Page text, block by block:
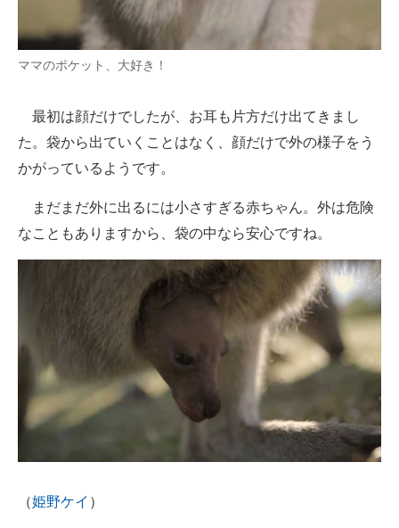
エレクトロニクス専門サイト
電子設計の基本と応用
建設×テクノロジーの最前線
ちょっと気になるネットの話題
ママのポケット、大好き！
最初は顔だけでしたが、お耳も片方だけ出てきまし
た。袋から出ていくことはなく、顔だけで外の様子をう
かがっているようです。
まだまだ外に出るには小さすぎる赤ちゃん。外は危険
なこともありますから、袋の中なら安心ですね。
（姫野ケイ ）